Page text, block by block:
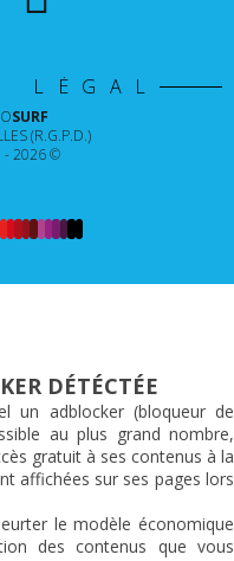
LÉGAL
SURF
(R.G.P.D.)
- 2026 ©
DÉTÉCTÉE
un adblocker (bloqueur de
au plus grand nombre,
gratuit à ses contenus à la
affichées sur ses pages lors
le modèle économique
des contenus que vous